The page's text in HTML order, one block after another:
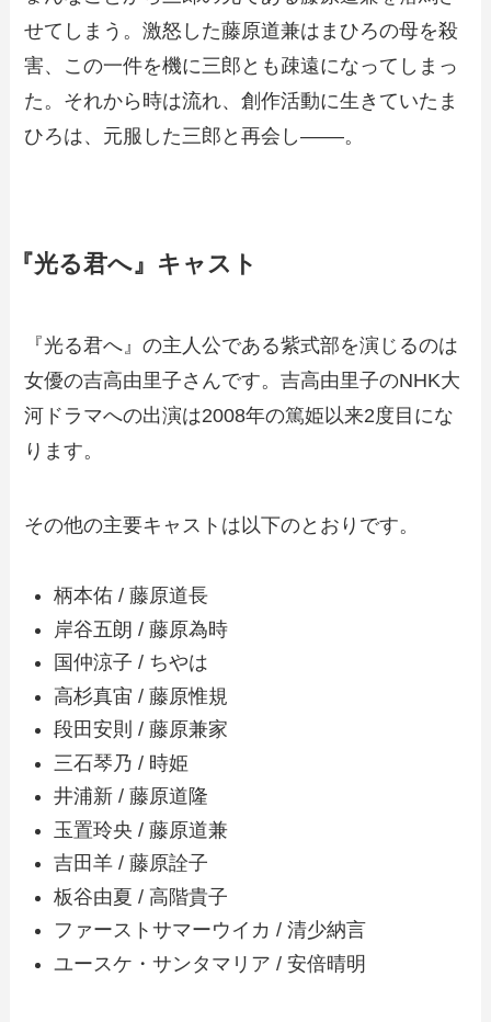
せてしまう。激怒した藤原道兼はまひろの母を殺
害、この一件を機に三郎とも疎遠になってしまっ
た。それから時は流れ、創作活動に生きていたま
ひろは、元服した三郎と再会し––––。
『光る君へ』キャスト
『光る君へ』の主人公である紫式部を演じるのは
女優の吉高由里子さんです。吉高由里子のNHK大
河ドラマへの出演は2008年の篤姫以来2度目にな
ります。
その他の主要キャストは以下のとおりです。
柄本佑 / 藤原道長
岸谷五朗 / 藤原為時
国仲涼子 / ちやは
高杉真宙 / 藤原惟規
段田安則 / 藤原兼家
三石琴乃 / 時姫
井浦新 / 藤原道隆
玉置玲央 / 藤原道兼
吉田羊 / 藤原詮子
板谷由夏 / 高階貴子
ファーストサマーウイカ / 清少納言
ユースケ・サンタマリア / 安倍晴明